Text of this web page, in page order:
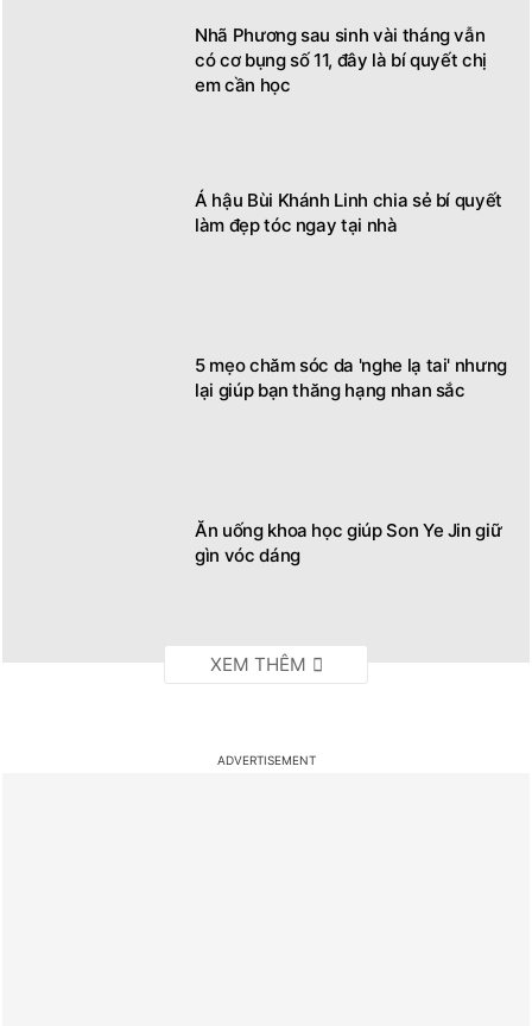
Nhã Phương sau sinh vài tháng vẫn
có cơ bụng số 11, đây là bí quyết chị
em cần học
Á hậu Bùi Khánh Linh chia sẻ bí quyết
làm đẹp tóc ngay tại nhà
5 mẹo chăm sóc da 'nghe lạ tai' nhưng
lại giúp bạn thăng hạng nhan sắc
Ăn uống khoa học giúp Son Ye Jin giữ
gìn vóc dáng